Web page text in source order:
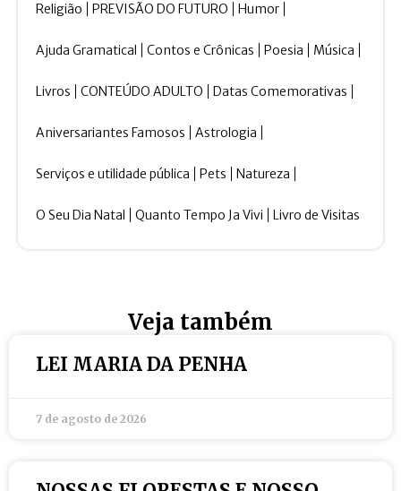
Religião PREVISÃO DO FUTURO Humor
Ajuda Gramatical Contos e Crônicas Poesia Música
Livros CONTEÚDO ADULTO Datas Comemorativas
Aniversariantes Famosos Astrologia
Serviços e utilidade pública Pets Natureza
O Seu Dia Natal Quanto Tempo Ja Vivi Livro de Visitas
Veja também
LEI MARIA DA PENHA
7 de agosto de 2026